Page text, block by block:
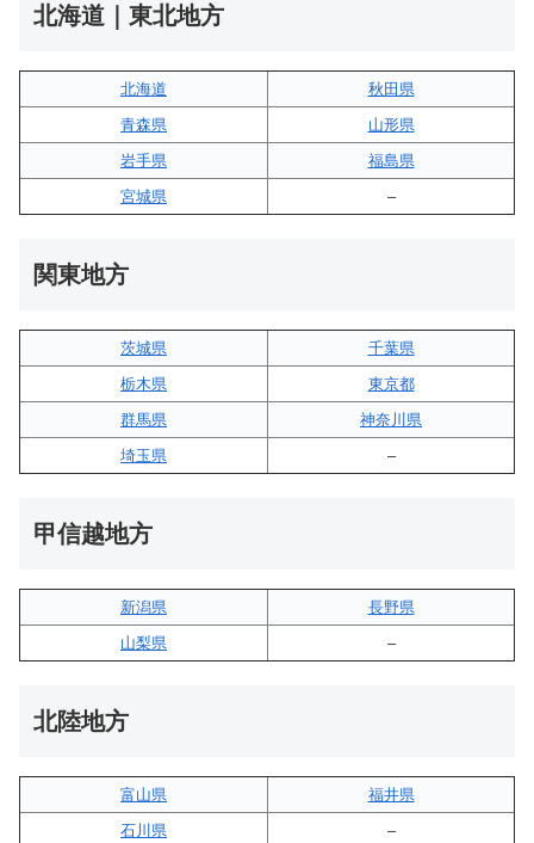
北海道｜東北地方
北海道
秋田県
青森県
山形県
岩手県
福島県
宮城県
–
関東地方
茨城県
千葉県
栃木県
東京都
群馬県
神奈川県
埼玉県
–
甲信越地方
新潟県
長野県
山梨県
–
北陸地方
富山県
福井県
石川県
–